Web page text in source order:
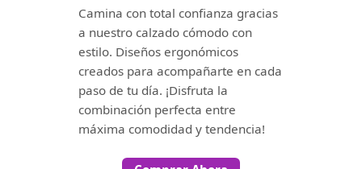
Camina con total confianza gracias
a nuestro calzado cómodo con
estilo. Diseños ergonómicos
creados para acompañarte en cada
paso de tu día. ¡Disfruta la
combinación perfecta entre
máxima comodidad y tendencia!